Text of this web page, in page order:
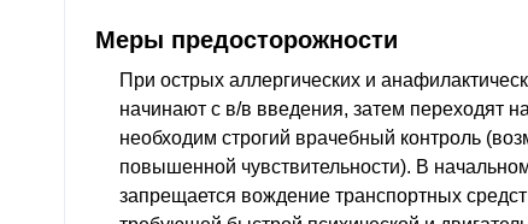
Меры предосторожности
При острых аллергических и
начинают с в/в введения, затем переходят на
необходим строгий врачебный контроль
повышенной чувствительности). В
запрещается вождение транспортных